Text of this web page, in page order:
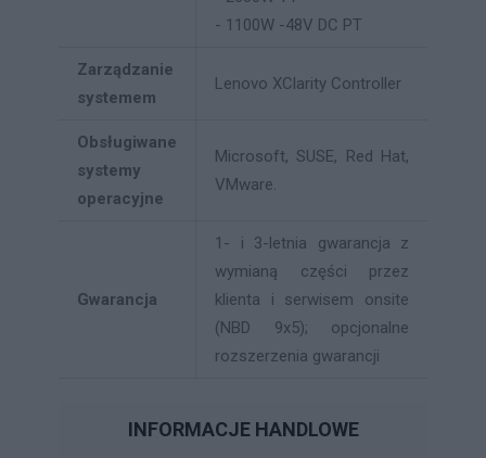
- 1100W -48V DC PT
Zarządzanie
systemem
Lenovo XClarity Controller
Obsługiwane
systemy
operacyjne
Microsoft, SUSE, Red Hat,
VMware.
Gwarancja
1- i 3-letnia gwarancja z
wymianą części przez
klienta i serwisem onsite
(NBD 9x5); opcjonalne
rozszerzenia gwarancji
INFORMACJE HANDLOWE